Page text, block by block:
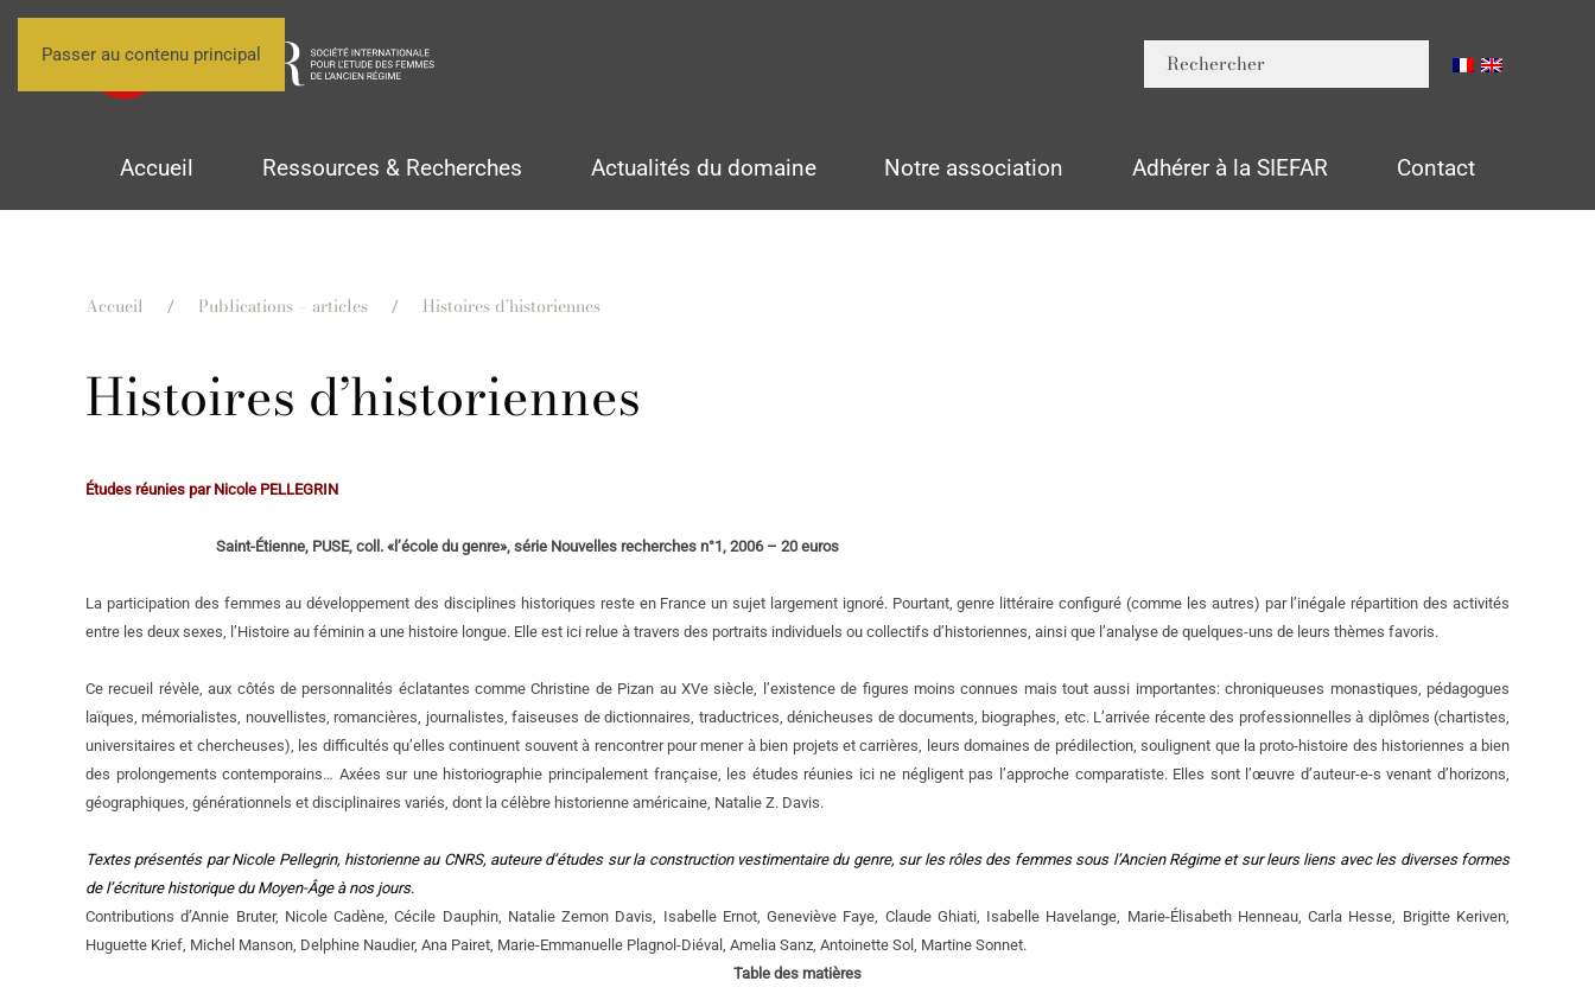
Passer au contenu principal
Accueil Ressources & Recherches Actualités du domaine Notre association Adhérer à la SIEFAR Contact
Accueil Publications – articles Histoires d’historiennes
Histoires d’historiennes
Études réunies par Nicole PELLEGRIN
Saint-Étienne, PUSE, coll. «l’école du genre», série Nouvelles recherches n°1, 2006 – 20 euros
La participation des femmes au développement des disciplines historiques reste en France un sujet largement ignoré. Pourtant, genre littéraire configuré (comme les autres) par l’inégale répartition des activités
entre les deux sexes, l’Histoire au féminin a une histoire longue. Elle est ici relue à travers des portraits individuels ou collectifs d’historiennes, ainsi que l’analyse de quelques-uns de leurs thèmes favoris.
Ce recueil révèle, aux côtés de personnalités éclatantes comme Christine de Pizan au XVe siècle, l’existence de figures moins connues mais tout aussi importantes: chroniqueuses monastiques, pédagogues
laïques, mémorialistes, nouvellistes, romancières, journalistes, faiseuses de dictionnaires, traductrices, dénicheuses de documents, biographes, etc. L’arrivée récente des professionnelles à diplômes (chartistes,
universitaires et chercheuses), les difficultés qu’elles continuent souvent à rencontrer pour mener à bien projets et carrières, leurs domaines de prédilection, soulignent que la proto-histoire des historiennes a bien
des prolongements contemporains… Axées sur une historiographie principalement française, les études réunies ici ne négligent pas l’approche comparatiste. Elles sont l’œuvre d’auteur-e-s venant d’horizons,
géographiques, générationnels et disciplinaires variés, dont la célèbre historienne américaine, Natalie Z. Davis.
Textes présentés par Nicole Pellegrin, historienne au CNRS, auteure d’études sur la construction vestimentaire du genre, sur les rôles des femmes sous l’Ancien Régime et sur leurs liens avec les diverses formes
de l’écriture historique du Moyen-Âge à nos jours.
Contributions d’Annie Bruter, Nicole Cadène, Cécile Dauphin, Natalie Zemon Davis, Isabelle Ernot, Geneviève Faye, Claude Ghiati, Isabelle Havelange, Marie-Élisabeth Henneau, Carla Hesse, Brigitte Keriven,
Huguette Krief, Michel Manson, Delphine Naudier, Ana Pairet, Marie-Emmanuelle Plagnol-Diéval, Amelia Sanz, Antoinette Sol, Martine Sonnet.
Table des matières